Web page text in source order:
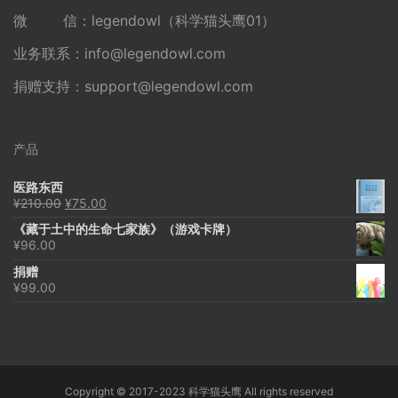
微 信：legendowl（科学猫头鹰01）
业务联系： info@legendowl.com
捐赠支持： support@legendowl.com
产品
医路东西
¥210.00 原
为：
¥75.00
价
《藏于土中的生命七家族》（游戏卡牌）
¥96.00
捐赠
¥99.00
Copyright © 2017-2023 科学猫头鹰 All rights reserved